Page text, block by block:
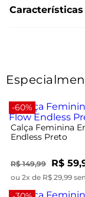
Características
-60%
Calça Feminina
Endless Preto
R$ 149,99 R$
ou 2x de R$ 29,99